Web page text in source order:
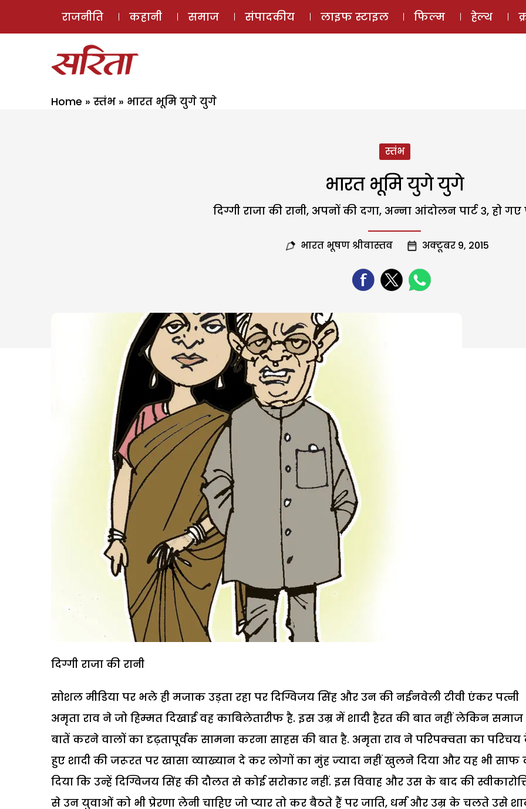
ई-मैगज़ीन
राजनीति कहानी समाज संपादकीय लाइफ स्टाइल फिल्म हेल्थ
Home » स्तंभ » भारत भूमि युगे युगे
स्तंभ
भारत भूमि युगे युगे
दिग्गी राजा की रानी, अपनों की दगा, अन्ना आंदोलन पार्ट ३, हो
भारत भूषण श्रीवास्तव अक्टूबर 9, 2015
दिग्गी राजा की रानी
सोशल मीडिया पर भले ही मजाक उड़ता रहा पर दिग्विजय सिंह और उन की नईनवेली टीवी एंकर पत्नी
अमृता राव ने जो हिम्मत दिखाई वह काबिलेतारीफ है. इस उम्र में शादी हैरत की बात नहीं लेकिन
बातें करने वालों का दृढ़तापूर्वक सामना करना साहस की बात है. अमृता राव ने परिपक्वता का परिचय
हुए शादी की जरूरत पर खासा व्याख्यान दे कर लोगों का मुंह ज्यादा नहीं खुलने दिया और यह भी साफ
दिया कि उन्हें दिग्विजय सिंह की दौलत से कोई सरोकार नहीं. इस विवाह और उस के बाद की
से उन युवाओं को भी प्रेरणा लेनी चाहिए जो प्यार तो कर बैठते हैं पर जाति, धर्म और उम्र के चलते उसे